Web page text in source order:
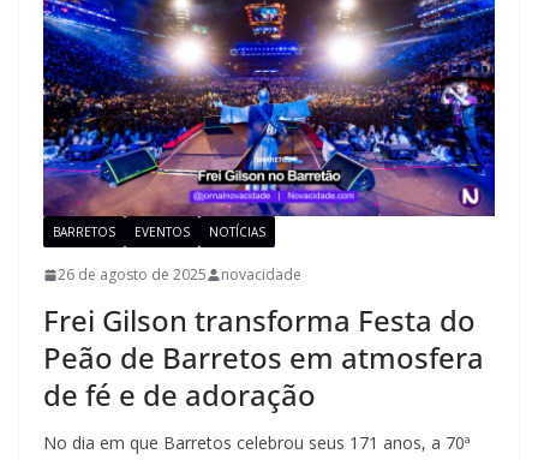
BARRETOS EVENTOS NOTÍCIAS
26 de agosto de 2025 novacidade
Frei Gilson transforma Festa do
Peão de Barretos em atmosfera
de fé e de adoração
No dia em que Barretos celebrou seus 171 anos, a 70ª